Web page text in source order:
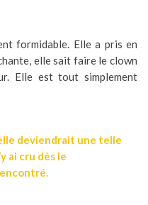
formidable. Elle a pris en
elle sait faire le clown
Elle est tout simplement
deviendrait une telle
ai cru dès le